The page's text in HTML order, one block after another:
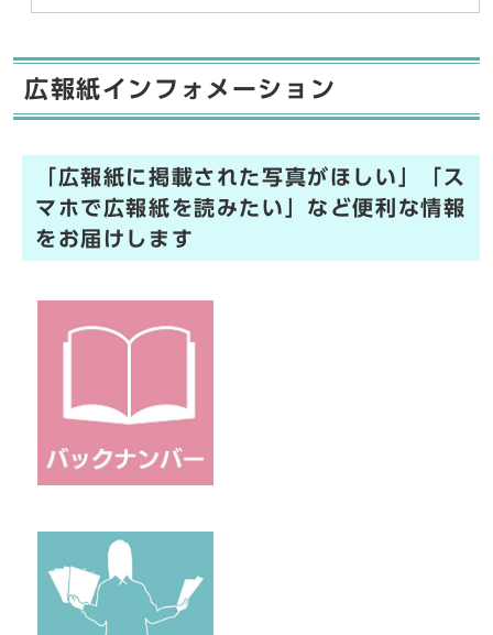
広報紙インフォメーション
「広報紙に掲載された写真がほしい」「ス
マホで広報紙を読みたい」など便利な情報
をお届けします